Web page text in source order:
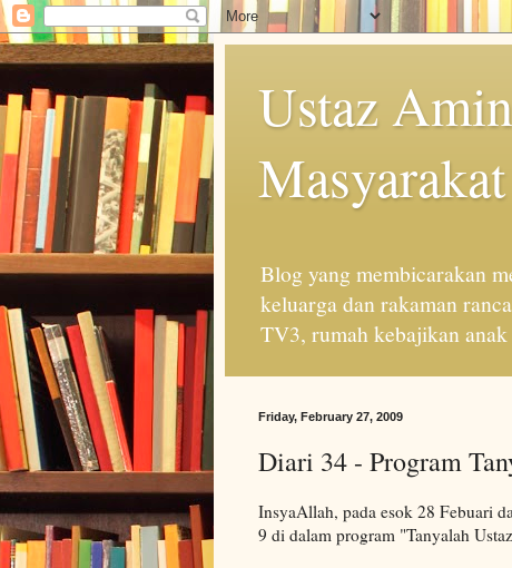
Ustaz
Blog yang membicarakan
keluarga dan rakaman
TV3, rumah kebajikan
Friday, February 27, 2009
Diari 34 - Program
InsyaAllah, pada esok 28 Febuari
9 di dalam program "Tanyalah